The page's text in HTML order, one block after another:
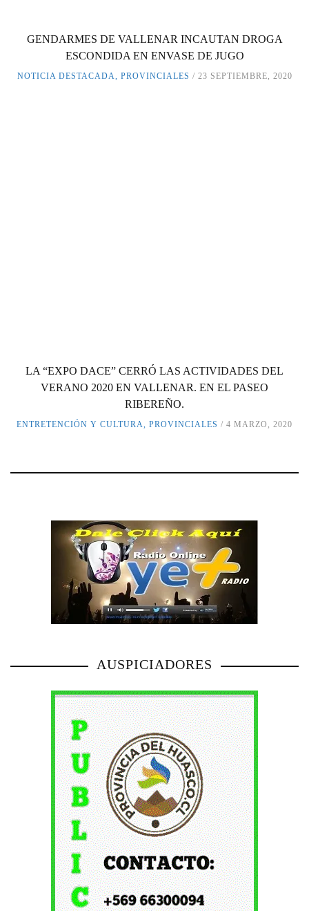
GENDARMES DE VALLENAR INCAUTAN DROGA
ESCONDIDA EN ENVASE DE JUGO
NOTICIA DESTACADA PROVINCIALES 23 SEPTIEMBRE, 2020
LA “EXPO DACE” CERRÓ LAS ACTIVIDADES DEL
VERANO 2020 EN VALLENAR. EN EL PASEO
RIBEREÑO.
ENTRETENCIÓN Y CULTURA, PROVINCIALES 4 MARZO, 2020
AUSPICIADORES